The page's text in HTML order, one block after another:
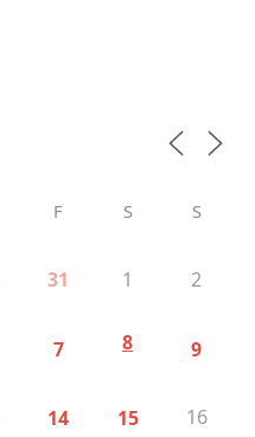
F S S
31 1 2
7 8 9
14 15 16